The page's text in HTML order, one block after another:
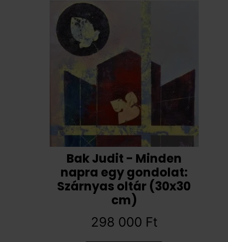
Bak Judit - Minden
napra egy gondolat:
Szárnyas oltár (30x30
cm)
298 000 Ft